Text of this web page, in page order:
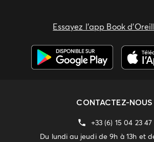
Essayez l'app Book
CONTACTEZ-NOUS
+33 (6) 15 04 23 47
Du lundi au jeudi de 9h à 13h et